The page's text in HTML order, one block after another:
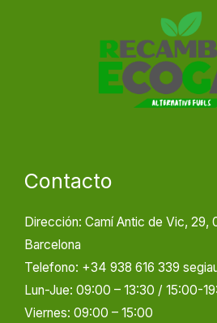
Contacto
Dirección: Camí Antic de Vic, 29,
Barcelona
Telefono: +34 938 616 339
Lun-Jue: 09:00 – 13:30 / 15:00-
Viernes: 09:00 – 15:00